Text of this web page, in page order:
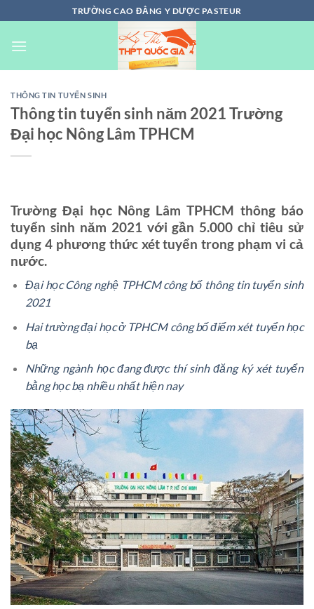
đến
nội
TRƯỜNG CAO ĐẲNG Y DƯỢC PASTEUR
THÔNG TIN TUYỂN SINH
Thông tin tuyển sinh năm 2021 Trường
Đại học Nông Lâm TPHCM
Trường Đại học Nông Lâm TPHCM thông báo
tuyển sinh năm 2021 với gần 5.000 chỉ tiêu sử
dụng 4 phương thức xét tuyển trong phạm vi cả
nước.
Đại học Công nghệ TPHCM công bố thông tin tuyển sinh
2021
Hai trường đại học ở TPHCM công bố điểm xét tuyển học
bạ
Những ngành học đang được thí sinh đăng ký xét tuyển
bằng học bạ nhiều nhất hiện nay